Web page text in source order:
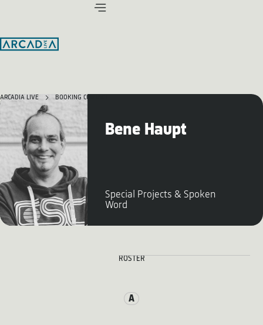
ARCADIA LIVE BOOKING CONTACT
Bene Haupt
Special Projects & Spoken
Word
ROSTER
A